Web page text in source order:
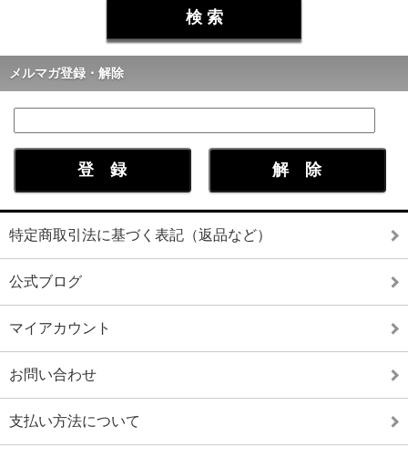
メルマガ登録・解除
特定商取引法に基づく表記（返品など）
公式ブログ
マイアカウント
お問い合わせ
支払い方法について